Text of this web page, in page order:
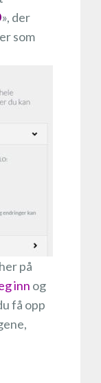
», der
som
på
inn og
få opp